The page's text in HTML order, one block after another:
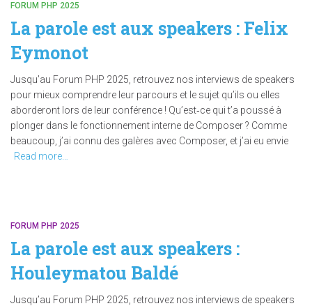
FORUM PHP 2025
La parole est aux speakers : Felix
Eymonot
Jusqu’au Forum PHP 2025, retrouvez nos interviews de speakers
pour mieux comprendre leur parcours et le sujet qu’ils ou elles
aborderont lors de leur conférence ! Qu’est‑ce qui t’a poussé à
plonger dans le fonctionnement interne de Composer ? Comme
beaucoup, j’ai connu des galères avec Composer, et j’ai eu envie
Read more…
FORUM PHP 2025
La parole est aux speakers :
Houleymatou Baldé
Jusqu’au Forum PHP 2025, retrouvez nos interviews de speakers